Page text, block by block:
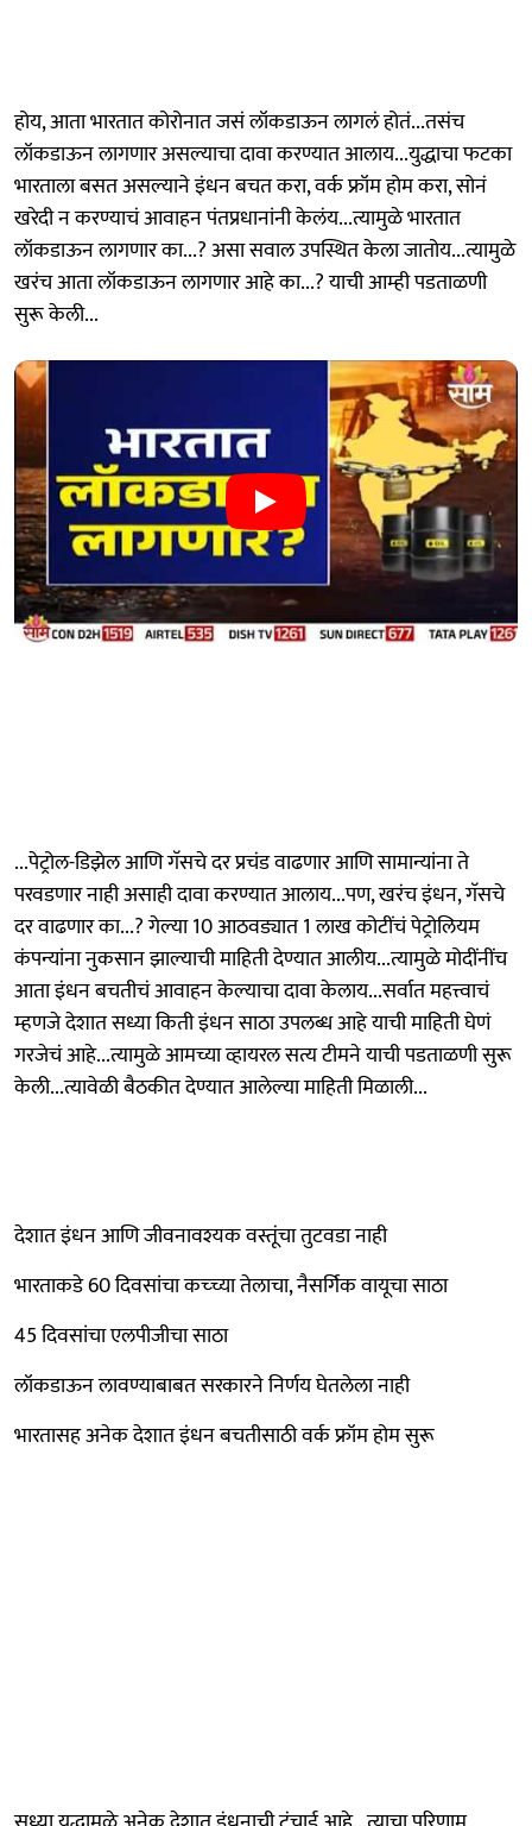
होय, आता भारतात कोरोनात जसं लॉकडाऊन लागलं होतं...तसंच
लॉकडाऊन लागणार असल्याचा दावा करण्यात आलाय...युद्धाचा फटका
भारताला बसत असल्याने इंधन बचत करा, वर्क फ्रॉम होम करा, सोनं
खरेदी न करण्याचं आवाहन पंतप्रधानांनी केलंय...त्यामुळे भारतात
लॉकडाऊन लागणार का...? असा सवाल उपस्थित केला जातोय...त्यामुळे
खरंच आता लॉकडाऊन लागणार आहे का...? याची आम्ही पडताळणी
सुरू केली...
...पेट्रोल-डिझेल आणि गॅसचे दर प्रचंड वाढणार आणि सामान्यांना ते
परवडणार नाही असाही दावा करण्यात आलाय...पण, खरंच इंधन, गॅसचे
दर वाढणार का...? गेल्या 10 आठवड्यात 1 लाख कोटींचं पेट्रोलियम
कंपन्यांना नुकसान झाल्याची माहिती देण्यात आलीय...त्यामुळे मोदींनींच
आता इंधन बचतीचं आवाहन केल्याचा दावा केलाय...सर्वात महत्त्वाचं
म्हणजे देशात सध्या किती इंधन साठा उपलब्ध आहे याची माहिती घेणं
गरजेचं आहे...त्यामुळे आमच्या व्हायरल सत्य टीमने याची पडताळणी सुरू
केली...त्यावेळी बैठकीत देण्यात आलेल्या माहिती मिळाली...
देशात इंधन आणि जीवनावश्यक वस्तूंचा तुटवडा नाही
भारताकडे 60 दिवसांचा कच्च्या तेलाचा, नैसर्गिक वायूचा साठा
45 दिवसांचा एलपीजीचा साठा
लॉकडाऊन लावण्याबाबत सरकारने निर्णय घेतलेला नाही
भारतासह अनेक देशात इंधन बचतीसाठी वर्क फ्रॉम होम सुरू